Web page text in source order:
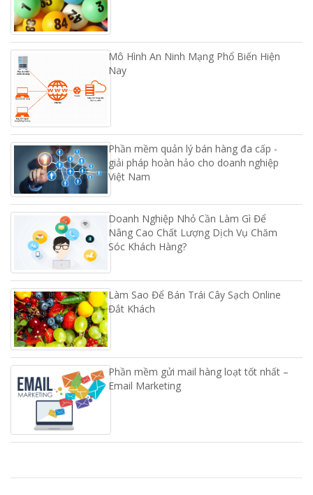
Mô Hình An Ninh Mạng Phổ Biến Hiện
Nay
Phần mềm quản lý bán hàng đa cấp -
giải pháp hoàn hảo cho doanh nghiệp
Việt Nam
Doanh Nghiệp Nhỏ Cần Làm Gì Để
Nâng Cao Chất Lượng Dịch Vụ Chăm
Sóc Khách Hàng?
Làm Sao Để Bán Trái Cây Sạch Online
Đắt Khách
Phần mềm gửi mail hàng loạt tốt nhất –
Email Marketing